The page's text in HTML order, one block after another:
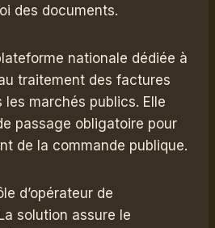
des documents.
nationale dédiée à
traitement des factures
marchés publics. Elle
passage obligatoire pour
de la commande publique.
d’opérateur de
solution assure le